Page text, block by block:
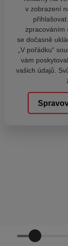
v zobrazení
zpracováním
se dočasně
„V pořádku“
vám
vašich údajů.